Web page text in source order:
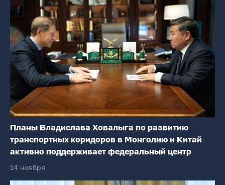
Планы Владислава Ховалыга по развитию
транспортных коридоров в Монголию и Китай
активно поддерживает федеральный центр
14 ноября